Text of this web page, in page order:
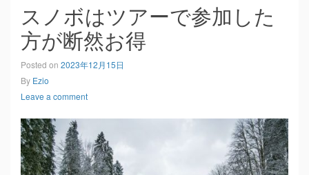
スノボはツアーで参加した
方が断然お得
Posted on 2023年12月15日
By Ezio
Leave a comment